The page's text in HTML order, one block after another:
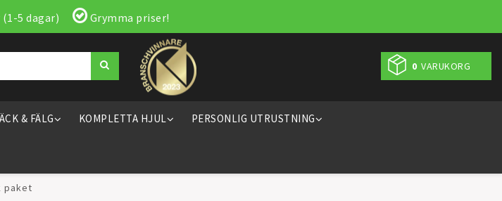
5 dagar) Grymma priser!
0 VARUKORG
& FÄLG KOMPLETTA HJUL PERSONLIG UTRUSTNING
paket